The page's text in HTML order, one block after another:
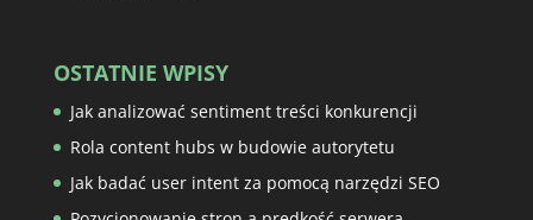
OSTATNIE WPISY
Jak analizować sentiment treści konkurencji
Rola content hubs w budowie autorytetu
Jak badać user intent za pomocą narzędzi SEO